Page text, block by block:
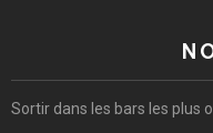
Sortir dans les bars les plus